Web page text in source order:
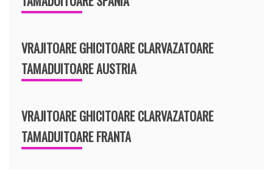
VRAJITOARE GHICITOARE CLARVAZATOARE
TAMADUITOARE AUSTRIA
VRAJITOARE GHICITOARE CLARVAZATOARE
TAMADUITOARE FRANTA